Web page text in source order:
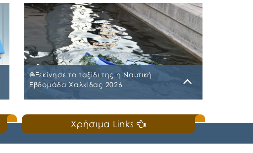
⛵️Ξεκίνησε το ταξίδι της η Ναυτική
Εβδομάδα Χαλκίδας 2026
📣Για 3η συνεχή χρονιά «άνοιξε πανιά» η
Ναυτική Εβδομάδα Χαλκίδας χθες, Σάββατο
18 Ιουλίου 2026, που διοργανώνουν ο Δήμος
Χρήσιμα Links